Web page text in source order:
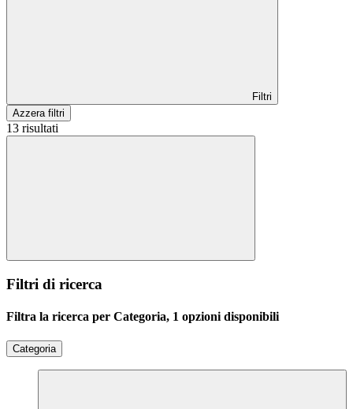
Filtri
Azzera filtri
13 risultati
Filtri di ricerca
Filtra la ricerca per Categoria, 1 opzioni disponibili
Categoria